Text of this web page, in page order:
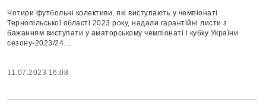
Чотири футбольні колективи, які виступають у чемпіонаті
Тернопільської області 2023 року, надали гарантійні листи з
бажанням виступати у аматорському чемпіонаті і кубку України
сезону-2023/24....
11.07.2023 16:08